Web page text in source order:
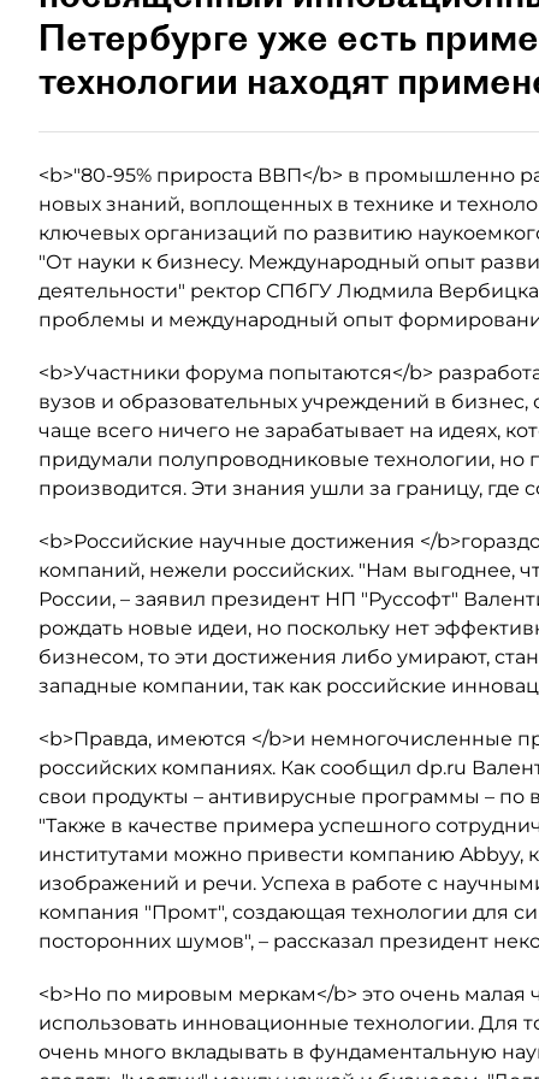
Петербурге уже есть
технологии находят
<b>"80-95% прироста ВВП</b> в промышленно
новых знаний, воплощенных в технике и
ключевых организаций по развитию
"От науки к бизнесу. Международный опыт
деятельности" ректор СПбГУ Людмила
проблемы и международный опыт
<b>Участники форума попытаются</b>
вузов и образовательных учреждений в
чаще всего ничего не зарабатывает на идеях,
придумали полупроводниковые технологии,
производится. Эти знания ушли за границу,
<b>Российские научные достижения </
компаний, нежели российских. "Нам выгоднее,
России, – заявил президент НП "Руссофт"
рождать новые идеи, но поскольку нет
бизнесом, то эти достижения либо умирают,
западные компании, так как российские
<b>Правда, имеются </b>и немногочисленные
российских компаниях. Как сообщил dp.ru
свои продукты – антивирусные программы – по
"Также в качестве примера успешного
институтами можно привести компанию Abbyy,
изображений и речи. Успеха в работе с
компания "Промт", создающая технологии для
посторонних шумов", – рассказал президент
<b>Но по мировым меркам</b> это очень малая
использовать инновационные технологии. Для
очень много вкладывать в фундаментальную